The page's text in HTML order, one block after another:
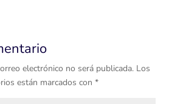
electrónico no será publicada. Los
están marcados con *